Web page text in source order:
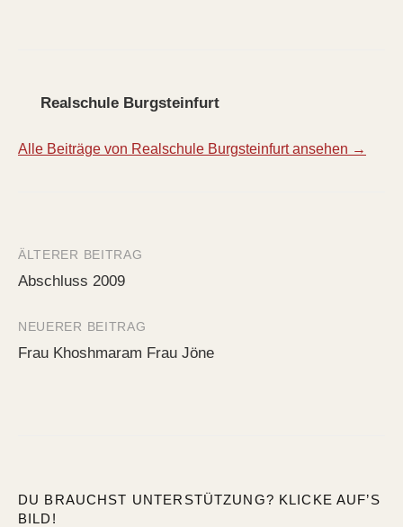
Realschule Burgsteinfurt
Alle Beiträge von Realschule Burgsteinfurt ansehen →
Beitrags-
Navigation
ÄLTERER BEITRAG
Abschluss 2009
NEUERER BEITRAG
Frau Khoshmaram Frau Jöne
DU BRAUCHST UNTERSTÜTZUNG? KLICKE AUF’S
BILD!